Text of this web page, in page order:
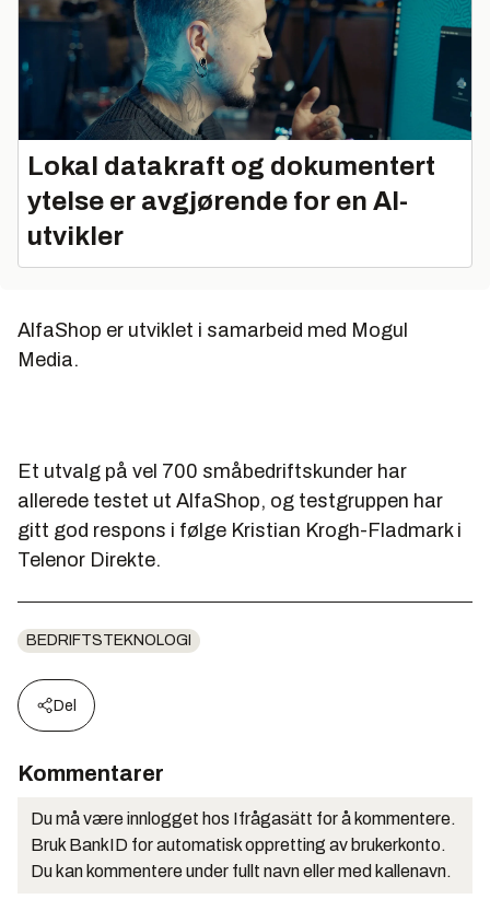
Lokal datakraft og dokumentert
ytelse er avgjørende for en AI-
utvikler
AlfaShop er utviklet i samarbeid med Mogul
Media.
Et utvalg på vel 700 småbedriftskunder har
allerede testet ut AlfaShop, og testgruppen har
gitt god respons i følge Kristian Krogh-Fladmark i
Telenor Direkte.
BEDRIFTSTEKNOLOGI
Del
Kommentarer
Du må være innlogget hos Ifrågasätt for å kommentere.
Bruk BankID for automatisk oppretting av brukerkonto.
Du kan kommentere under fullt navn eller med kallenavn.